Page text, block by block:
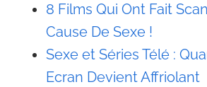
8 Films Qui Ont Fait
Cause De Sexe !
Sexe et Séries Télé :
Ecran Devient Affriolant